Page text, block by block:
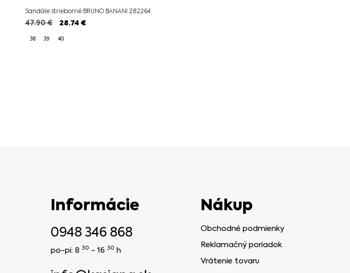
Sandále strieborné BRUNO BANANI 282264
47.90€ 28.74€
38 39 40
Informácie
0948 346 868
po-pi: 8 30 - 16 30 h
Nákup
Obchodné podmienky
Reklamačný poriadok
Vrátenie tovaru